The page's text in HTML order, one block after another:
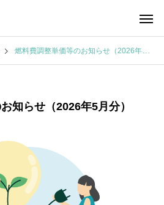
燃料費調整単価等のお知らせ（2026年5月分）
知らせ（2026年5月分）